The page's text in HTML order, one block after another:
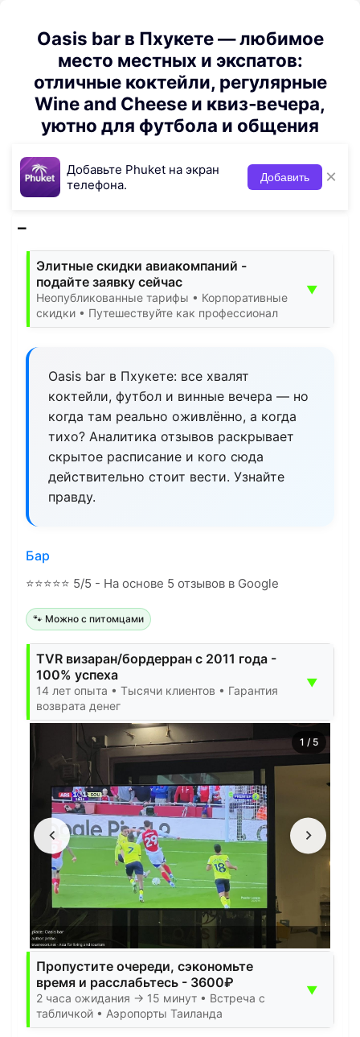
Oasis bar в Пхукете — любимое
место местных и экспатов:
отличные коктейли, регулярные
Wine and Cheese и квиз‑вечера,
уютно для футбола и общения
Добавьте Phuket на экран
телефона.
Добавить ×
Элитные скидки авиакомпаний -
подайте заявку сейчас
Неопубликованные тарифы • Корпоративные
скидки • Путешествуйте как профессионал
▼
Oasis bar в Пхукете: все хвалят
коктейли, футбол и винные вечера — но
когда там реально оживлённо, а когда
тихо? Аналитика отзывов раскрывает
скрытое расписание и кого сюда
действительно стоит вести. Узнайте
правду.
Бар
⭐⭐⭐⭐⭐ 5/5 - На основе 5 отзывов в Google
🐾 Можно с питомцами
TVR визаран/бордерран с 2011 года -
100% успеха
14 лет опыта • Тысячи клиентов • Гарантия
возврата денег
▼
1 / 5
Пропустите очереди, сэкономьте
время и расслабьтесь - 3600₽
2 часа ожидания → 15 минут • Встреча с
табличкой • Аэропорты Таиланда
▼